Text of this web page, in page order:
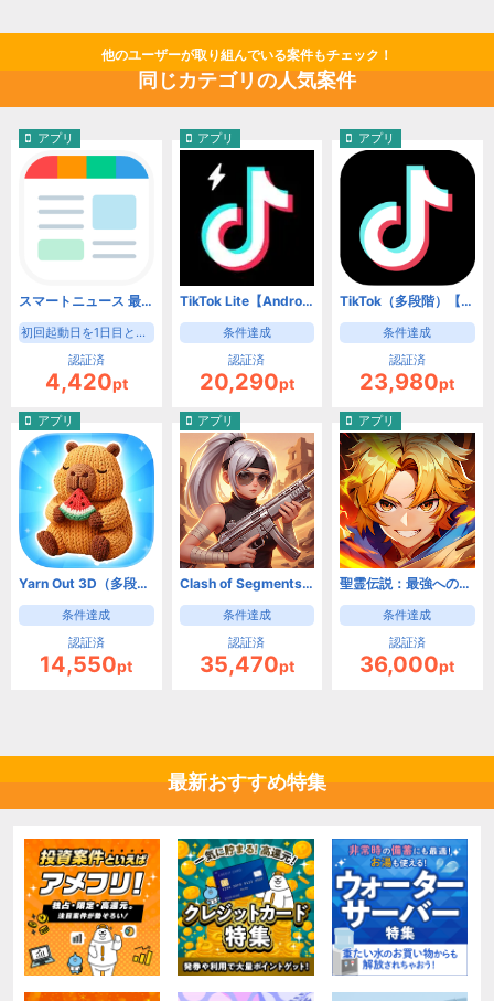
他のユーザーが取り組んでいる案件もチェック！
同じカテゴリの人気案件
アプリ
スマートニュース 最新ニュースや天気・天気予報、クーポンも（初回起動日を1日目として8日目の起動）【Android】
初回起動日を1日目として8日目の起動
認証済
4,420pt
アプリ
TikTok Lite【Android】
条件達成
認証済
20,290pt
アプリ
TikTok（多段階）【Android】
条件達成
認証済
23,980pt
アプリ
Yarn Out 3D（多段階）【Android】
条件達成
認証済
14,550pt
アプリ
Clash of Segments【Android】
条件達成
認証済
35,470pt
アプリ
聖霊伝説：最強への道【Android】
条件達成
認証済
36,000pt
最新おすすめ特集